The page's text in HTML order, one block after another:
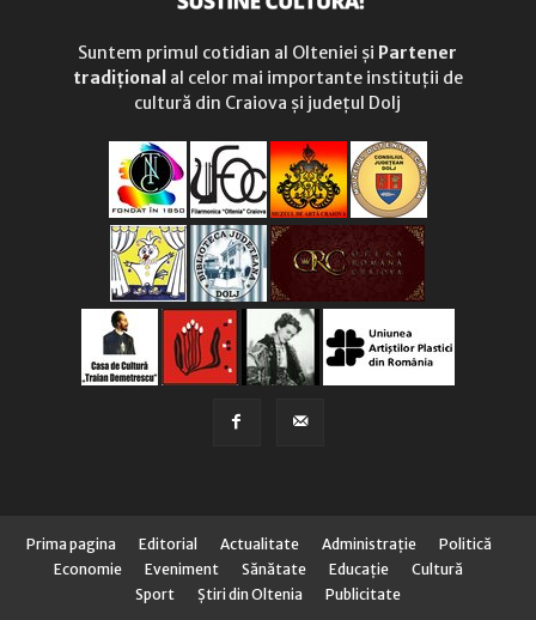
Suntem primul cotidian al Olteniei și Partener
tradițional al celor mai importante instituții de
cultură din Craiova și județul Dolj
Prima pagina Editorial Actualitate Administraţie
Politică
Economie
Eveniment Sănătate Educaţie
Cultură
Sport
Știri din Oltenia Publicitate